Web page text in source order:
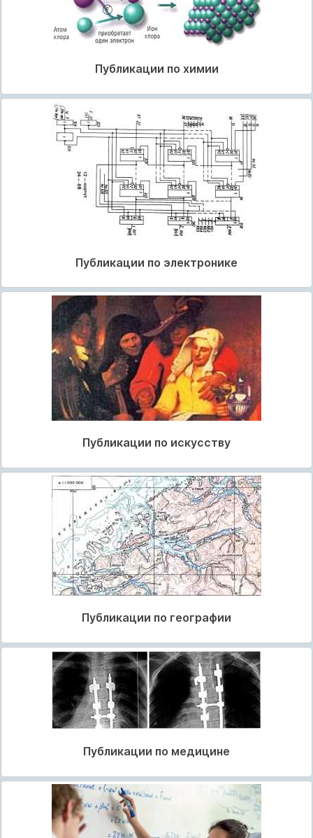
Публикации по химии
Публикации по электронике
Публикации по искусству
Публикации по географии
Публикации по медицине